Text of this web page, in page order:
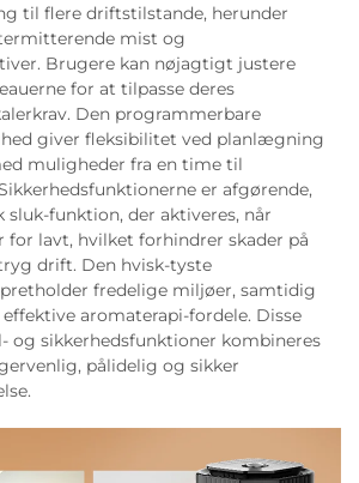
til flere driftstilstande, herunder
mist og
Brugere kan nøjagtigt justere
for at tilpasse deres
Den programmerbare
giver fleksibilitet ved planlægning
muligheder fra en time til
er afgørende,
sluk-funktion, der aktiveres, når
for lavt, hvilket forhindrer skader på
drift. Den hvisk-tyste
fredelige miljøer, samtidig
aromaterapi-fordele. Disse
og sikkerhedsfunktioner kombineres
pålidelig og sikker